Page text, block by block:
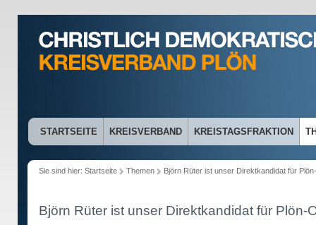
STARTSEITE KREISVERBAND KREISTAGSFRAKTION
Sie sind hier: Startseite Themen Björn Rüter ist unser Direktkandidat für
Björn Rüter ist unser Direktkandidat für Plön-